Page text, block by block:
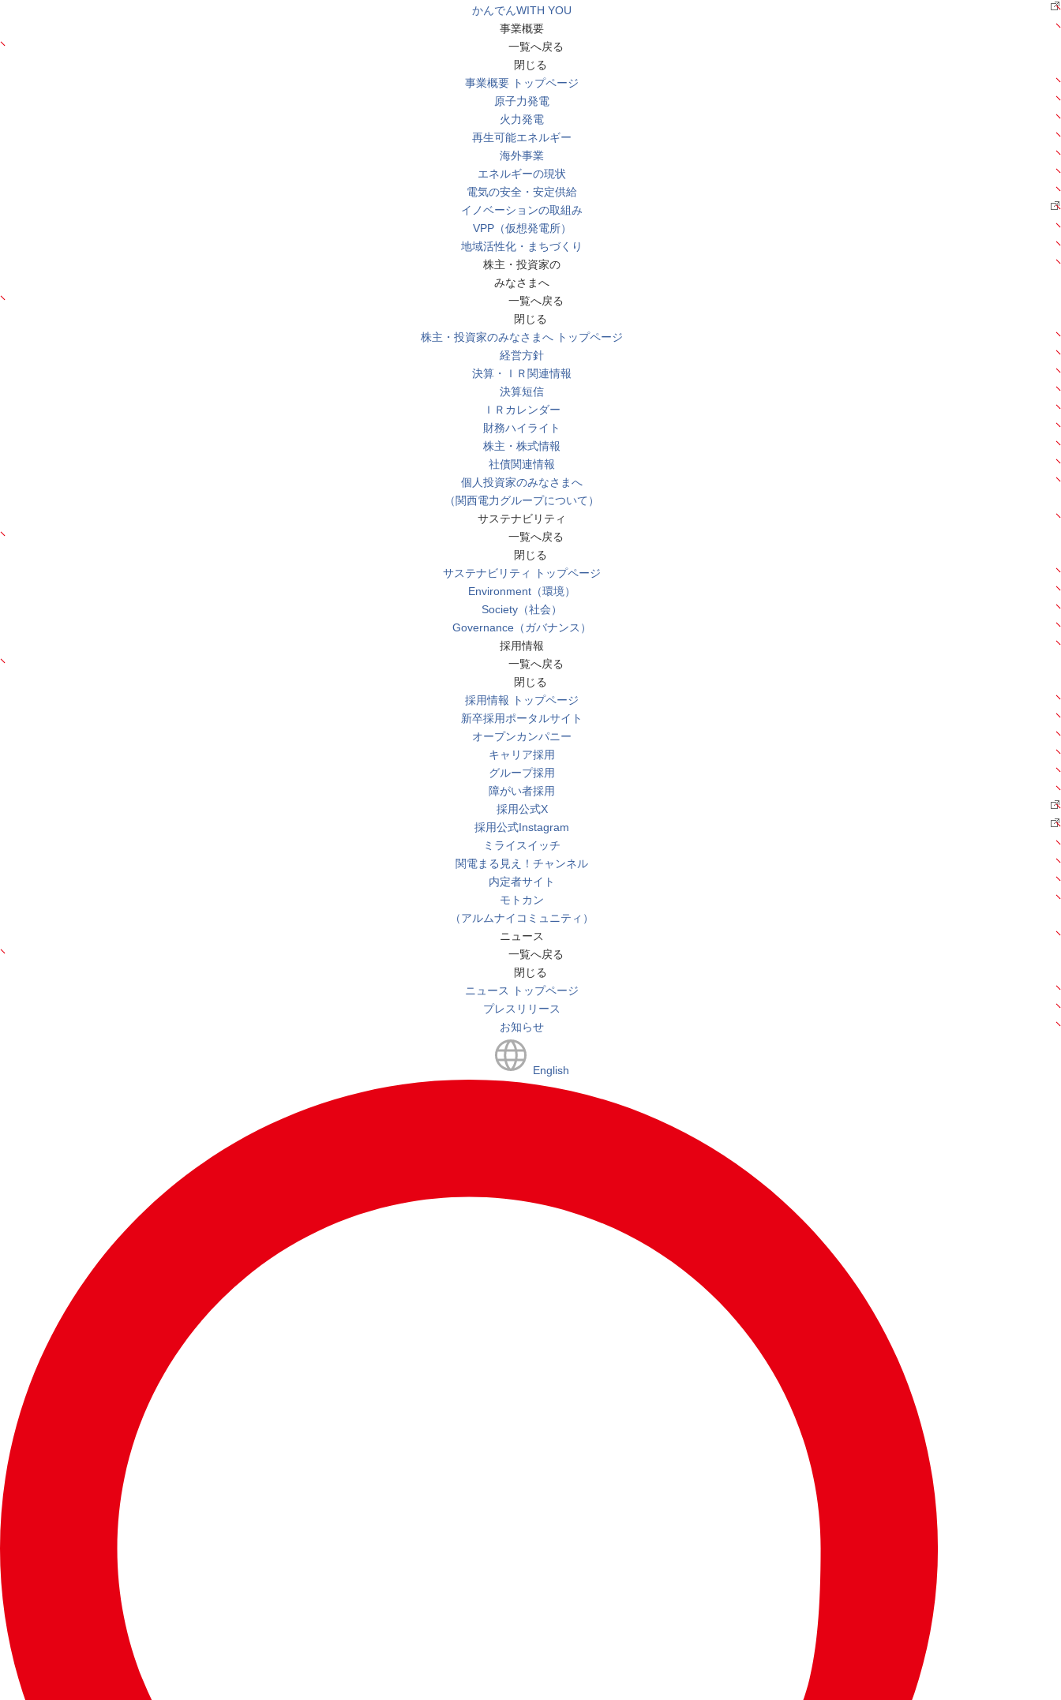
かんでんWITH YOU
事業概要
一覧へ戻る
閉じる
事業概要 トップページ
原子力発電
火力発電
再生可能エネルギー
海外事業
エネルギーの現状
電気の安全・安定供給
イノベーションの取組み
VPP（仮想発電所）
地域活性化・まちづくり
株主・投資家の
みなさまへ
一覧へ戻る
閉じる
株主・投資家のみなさまへ トップページ
経営方針
決算・ＩＲ関連情報
決算短信
ＩＲカレンダー
財務ハイライト
株主・株式情報
社債関連情報
個人投資家のみなさまへ
（関西電力グループについて）
サステナビリティ
一覧へ戻る
閉じる
サステナビリティ トップページ
Environment（環境）
Society（社会）
Governance（ガバナンス）
採用情報
一覧へ戻る
閉じる
採用情報 トップページ
新卒採用ポータルサイト
オープンカンパニー
キャリア採用
グループ採用
障がい者採用
採用公式X
採用公式Instagram
ミライスイッチ
関電まる見え！チャンネル
内定者サイト
モトカン
（アルムナイコミュニティ）
ニュース
一覧へ戻る
閉じる
ニュース トップページ
プレスリリース
お知らせ
English